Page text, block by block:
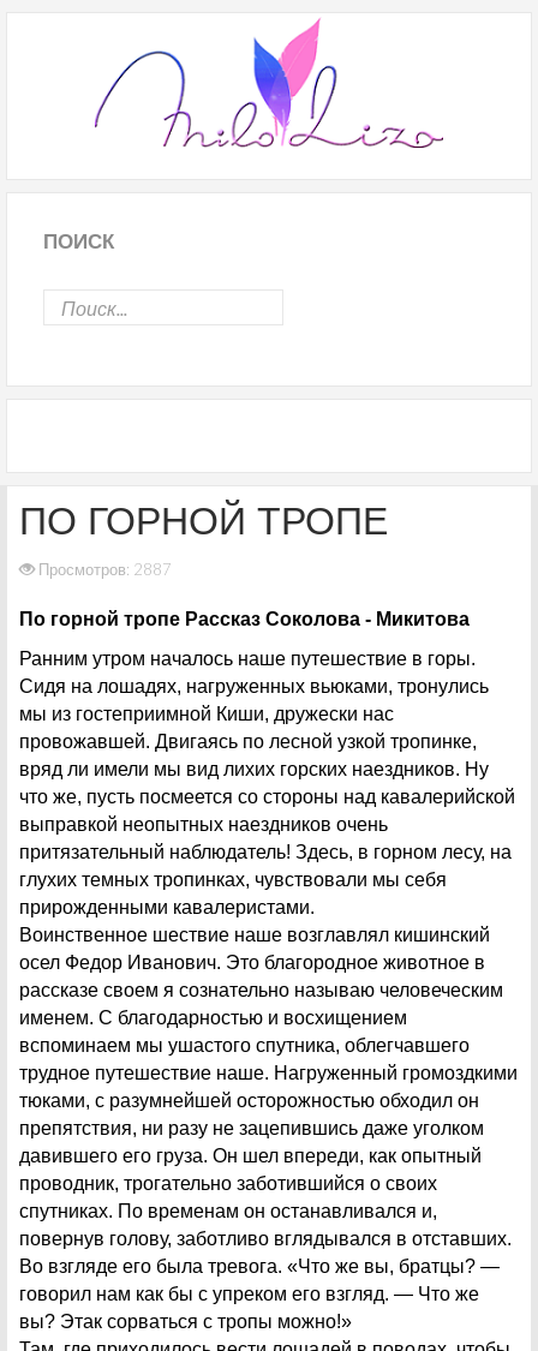
ПОИСК
ПО ГОРНОЙ ТРОПЕ
Просмотров: 2887
По горной тропе Рассказ Соколова - Микитова
Ранним утром началось наше путешествие в горы.
Сидя на лошадях, нагруженных вьюками, тронулись
мы из гостеприимной Киши, дружески нас
провожавшей. Двигаясь по лесной узкой тропинке,
вряд ли имели мы вид лихих горских наездников. Ну
что же, пусть посмеется со стороны над кавалерийской
выправкой неопытных наездников очень
притязательный наблюдатель! Здесь, в горном лесу, на
глухих темных тропинках, чувствовали мы себя
прирожденными кавалеристами.
Воинственное шествие наше возглавлял кишинский
осел Федор Иванович. Это благородное животное в
рассказе своем я сознательно называю человеческим
именем. С благодарностью и восхищением
вспоминаем мы ушастого спутника, облегчавшего
трудное путешествие наше. Нагруженный громоздкими
тюками, с разумнейшей осторожностью обходил он
препятствия, ни разу не зацепившись даже уголком
давившего его груза. Он шел впереди, как опытный
проводник, трогательно заботившийся о своих
спутниках. По временам он останавливался и,
повернув голову, заботливо вглядывался в отставших.
Во взгляде его была тревога. «Что же вы, братцы? —
говорил нам как бы с упреком его взгляд. — Что же
вы? Этак сорваться с тропы можно!»